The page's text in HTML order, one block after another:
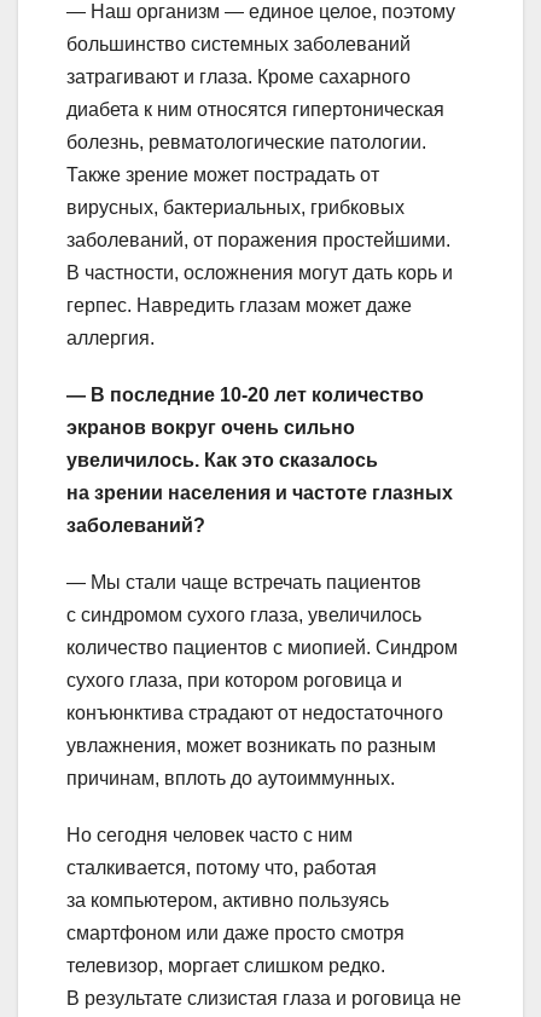
— Наш организм — единое целое, поэтому
большинство системных заболеваний
затрагивают и глаза. Кроме сахарного
диабета к ним относятся гипертоническая
болезнь, ревматологические патологии.
Также зрение может пострадать от
вирусных, бактериальных, грибковых
заболеваний, от поражения простейшими.
В частности, осложнения могут дать корь и
герпес. Навредить глазам может даже
аллергия.
— В последние 10-20 лет количество
экранов вокруг очень сильно
увеличилось. Как это сказалось
на зрении населения и частоте глазных
заболеваний?
— Мы стали чаще встречать пациентов
с синдромом сухого глаза, увеличилось
количество пациентов с миопией. Синдром
сухого глаза, при котором роговица и
конъюнктива страдают от недостаточного
увлажнения, может возникать по разным
причинам, вплоть до аутоиммунных.
Но сегодня человек часто с ним
сталкивается, потому что, работая
за компьютером, активно пользуясь
смартфоном или даже просто смотря
телевизор, моргает слишком редко.
В результате слизистая глаза и роговица не